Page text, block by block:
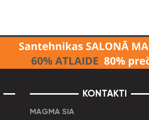
KONTAKTI
MAGMA SIA